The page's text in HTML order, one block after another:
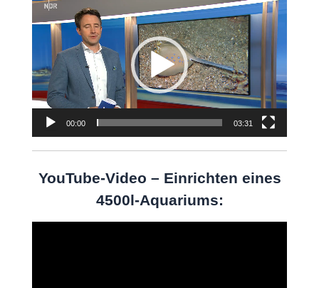
Player
00:00 03:31
YouTube-Video – Einrichten eines
4500l-Aquariums: